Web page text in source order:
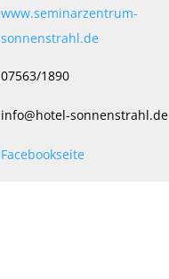
www.seminarzentrum-
sonnenstrahl.de
07563/1890
info@hotel-sonnenstrahl.de
Facebookseite